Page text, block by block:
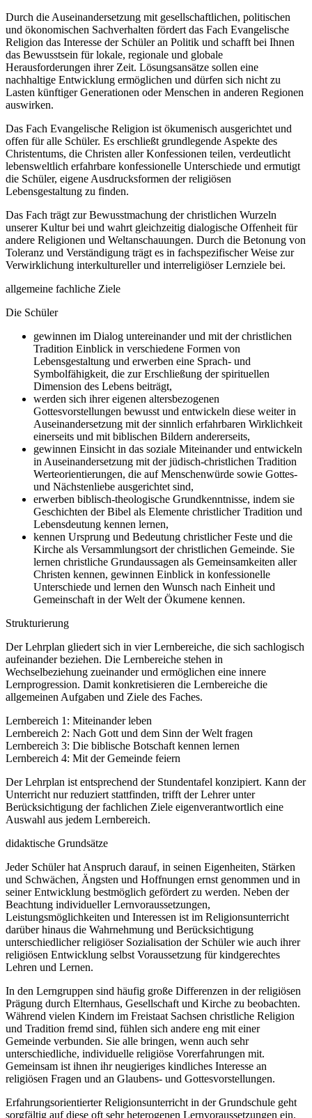
Durch die Auseinandersetzung mit gesellschaftlichen, politischen
und ökonomischen Sachverhalten fördert das Fach Evangelische
Religion das Interesse der Schüler an Politik und schafft bei Ihnen
das Bewusstsein für lokale, regionale und globale
Herausforderungen ihrer Zeit. Lösungsansätze sollen eine
nachhaltige Entwicklung ermöglichen und dürfen sich nicht zu
Lasten künftiger Generationen oder Menschen in anderen Regionen
auswirken.
Das Fach Evangelische Religion ist ökumenisch ausgerichtet und
offen für alle Schüler. Es erschließt grundlegende Aspekte des
Christentums, die Christen aller Konfessionen teilen, verdeutlicht
lebensweltlich erfahrbare konfessionelle Unterschiede und ermutigt
die Schüler, eigene Ausdrucksformen der religiösen
Lebensgestaltung zu finden.
Das Fach trägt zur Bewusstmachung der christlichen Wurzeln
unserer Kultur bei und wahrt gleichzeitig dialogische Offenheit für
andere Religionen und Weltanschauungen. Durch die Betonung von
Toleranz und Verständigung trägt es in fachspezifischer Weise zur
Verwirklichung interkultureller und interreligiöser Lernziele bei.
allgemeine fachliche Ziele
Die Schüler
gewinnen im Dialog untereinander und mit der christlichen
Tradition Einblick in verschiedene Formen von
Lebensgestaltung und erwerben eine Sprach- und
Symbolfähigkeit, die zur Erschließung der spirituellen
Dimension des Lebens beiträgt,
werden sich ihrer eigenen altersbezogenen
Gottesvorstellungen bewusst und entwickeln diese weiter in
Auseinandersetzung mit der sinnlich erfahrbaren Wirklichkeit
einerseits und mit biblischen Bildern andererseits,
gewinnen Einsicht in das soziale Miteinander und entwickeln
in Auseinandersetzung mit der jüdisch-christlichen Tradition
Werteorientierungen, die auf Menschenwürde sowie Gottes-
und Nächstenliebe ausgerichtet sind,
erwerben biblisch-theologische Grundkenntnisse, indem sie
Geschichten der Bibel als Elemente christlicher Tradition und
Lebensdeutung kennen lernen,
kennen Ursprung und Bedeutung christlicher Feste und die
Kirche als Versammlungsort der christlichen Gemeinde. Sie
lernen christliche Grundaussagen als Gemeinsamkeiten aller
Christen kennen, gewinnen Einblick in konfessionelle
Unterschiede und lernen den Wunsch nach Einheit und
Gemeinschaft in der Welt der Ökumene kennen.
Strukturierung
Der Lehrplan gliedert sich in vier Lernbereiche, die sich sachlogisch
aufeinander beziehen. Die Lernbereiche stehen in
Wechselbeziehung zueinander und ermöglichen eine innere
Lernprogression. Damit konkretisieren die Lernbereiche die
allgemeinen Aufgaben und Ziele des Faches.
Lernbereich 1: Miteinander leben
Lernbereich 2: Nach Gott und dem Sinn der Welt fragen
Lernbereich 3: Die biblische Botschaft kennen lernen
Lernbereich 4: Mit der Gemeinde feiern
Der Lehrplan ist entsprechend der Stundentafel konzipiert. Kann der
Unterricht nur reduziert stattfinden, trifft der Lehrer unter
Berücksichtigung der fachlichen Ziele eigenverantwortlich eine
Auswahl aus jedem Lernbereich.
didaktische Grundsätze
Jeder Schüler hat Anspruch darauf, in seinen Eigenheiten, Stärken
und Schwächen, Ängsten und Hoffnungen ernst genommen und in
seiner Entwicklung bestmöglich gefördert zu werden. Neben der
Beachtung individueller Lernvoraussetzungen,
Leistungsmöglichkeiten und Interessen ist im Religionsunterricht
darüber hinaus die Wahrnehmung und Berücksichtigung
unterschiedlicher religiöser Sozialisation der Schüler wie auch ihrer
religiösen Entwicklung selbst Voraussetzung für kindgerechtes
Lehren und Lernen.
In den Lerngruppen sind häufig große Differenzen in der religiösen
Prägung durch Elternhaus, Gesellschaft und Kirche zu beobachten.
Während vielen Kindern im Freistaat Sachsen christliche Religion
und Tradition fremd sind, fühlen sich andere eng mit einer
Gemeinde verbunden. Sie alle bringen, wenn auch sehr
unterschiedliche, individuelle religiöse Vorerfahrungen mit.
Gemeinsam ist ihnen ihr neugieriges kindliches Interesse an
religiösen Fragen und an Glaubens- und Gottesvorstellungen.
Erfahrungsorientierter Religionsunterricht in der Grundschule geht
sorgfältig auf diese oft sehr heterogenen Lernvoraussetzungen ein.